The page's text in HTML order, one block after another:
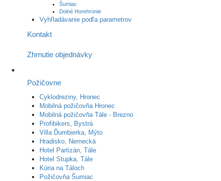
Šumiac
Dolné Horehronie
Vyhľladávanie podľa parametrov
Kontakt
Zhrnutie objednávky
Požičovne
Cyklodreziny, Hronec
Mobilná požičovňa Hronec
Mobilná požičovňa Tále - Brezno
Profibikers, Bystrá
Villa Ďumbierka, Mýto
Hradisko, Nemecká
Hotel Partizán, Tále
Hotel Stupka, Tále
Kúria na Táloch
Požičovňa Šumiac